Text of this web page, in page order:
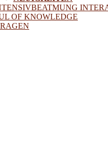
OF KNOWLEDGE